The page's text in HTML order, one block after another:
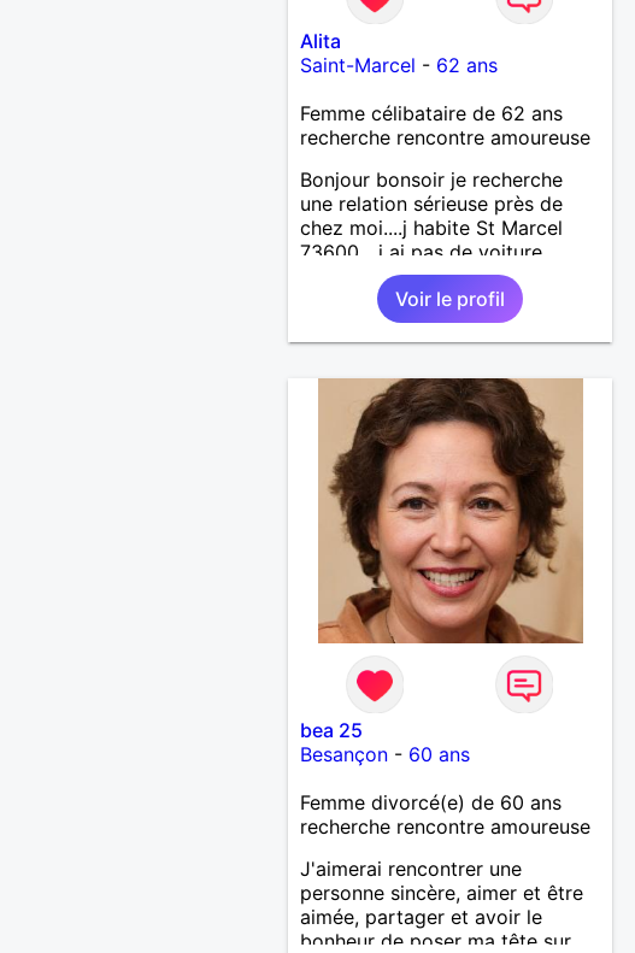
Alita
Saint-Marcel - 62 ans
Femme célibataire de 62 ans
recherche rencontre amoureuse
Bonjour bonsoir je recherche
une relation sérieuse près de
chez moi....j habite St Marcel
73600....j ai pas de voiture
50km ... quelqu'un qui aurait
entre 55 et 64 ans...sans enfants
de préférence même adultes et
qui n aurait garder aucun
ex...si vous correspondez à ma
recherche ecrivez moi je vous
répondrai...
Voir le profil
bea 25
Besançon- 60 ans
Femme divorcé(e) de 60 ans
recherche rencontre amoureuse
J'aimerai rencontrer une
personne sincère, aimer et être
aimée, partager et avoir le
bonheur de poser ma tête sur